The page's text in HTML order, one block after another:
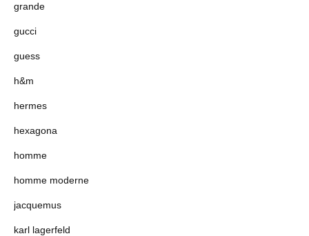
grande
gucci
guess
h&m
hermes
hexagona
homme
homme moderne
jacquemus
karl lagerfeld